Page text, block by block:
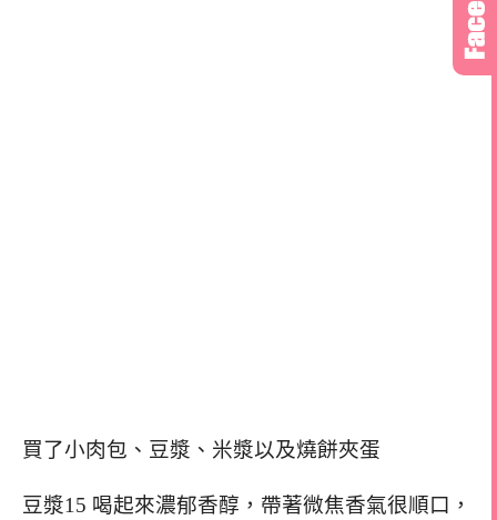
買了小肉包、豆漿、米漿以及燒餅夾蛋
豆漿15 喝起來濃郁香醇，帶著微焦香氣很順口，